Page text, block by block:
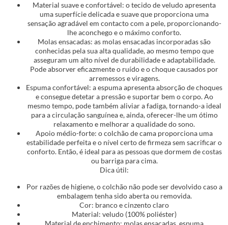
Material suave e confortável: o tecido de veludo apresenta
uma superfície delicada e suave que proporciona uma
sensação agradável em contacto com a pele, proporcionando-
lhe aconchego e o máximo conforto.
Molas ensacadas: as molas ensacadas incorporadas são
conhecidas pela sua alta qualidade, ao mesmo tempo que
asseguram um alto nível de durabilidade e adaptabilidade.
Pode absorver eficazmente o ruído e o choque causados por
arremessos e viragens.
Espuma confortável: a espuma apresenta absorção de choques
e consegue detetar a pressão e suportar bem o corpo. Ao
mesmo tempo, pode também aliviar a fadiga, tornando-a ideal
para a circulação sanguínea e, ainda, oferecer-lhe um ótimo
relaxamento e melhorar a qualidade do sono.
Apoio médio-forte: o colchão de cama proporciona uma
estabilidade perfeita e o nível certo de firmeza sem sacrificar o
conforto. Então, é ideal para as pessoas que dormem de costas
ou barriga para cima.
Dica útil:
Por razões de higiene, o colchão não pode ser devolvido caso a
embalagem tenha sido aberta ou removida.
Cor: branco e cinzento claro
Material: veludo (100% poliéster)
Material de enchimento: molas ensacadas, espuma